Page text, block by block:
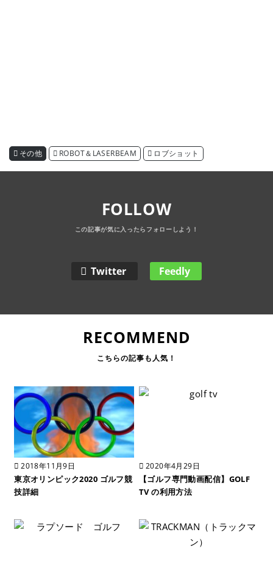
その他 ROBOT＆LASERBEAM ロブショット
FOLLOW
Twitter Feedly
RECOMMEND
2018年11月9日
東京オリンピック2020 ゴルフ競
技詳細
2020年4月29日
【ゴルフ専門動画配信】GOLF
TV の利用方法